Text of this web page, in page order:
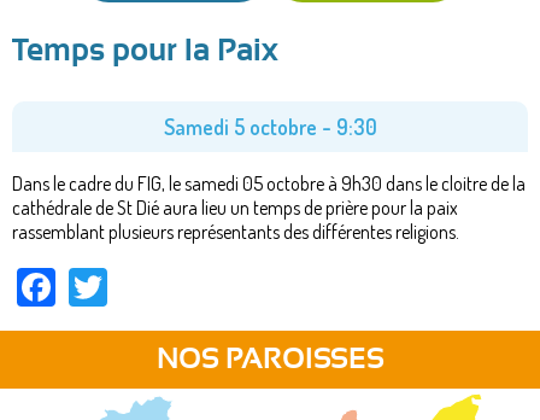
ici
Temps pour la Paix
Samedi 5 octobre - 9:30
Dans le cadre du FIG, le samedi 05 octobre à 9h30 dans le cloitre de la
cathédrale de St Dié aura lieu un temps de prière pour la paix
rassemblant plusieurs représentants des différentes religions.
Facebook
NOS PAROISSES